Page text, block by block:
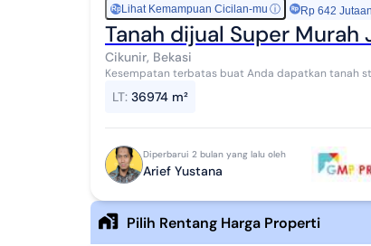
RpLihat Kemampuan Cicilan-mu ⓘ Rp 642
Tanah dijual Super Murah
Cikunir, Bekasi
Kesempatan terbatas buat Anda dapatkan tanah
LT: 36974 m²
Diperbarui 2 bulan yang lalu oleh
Arief Yustana
Pilih Rentang Harga Properti